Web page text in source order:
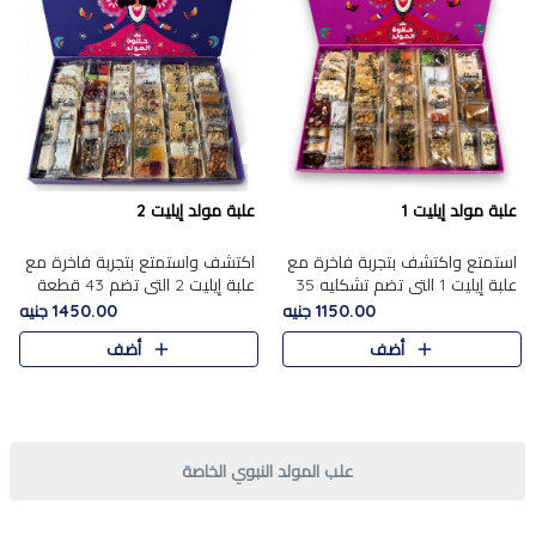
علبة مولد إيليت 1
استمتع واكتشف بتجربة فاخرة مع
علبة إيليت 1 التي تضم تشكليه 35
قطعة من أرقى حلويات المولد
المصري الأصيلة ,معروضة بشكل
جميل في علبة أنيقة ، في..
1150.00 جنيه
أضف
علبة مولد إيليت 2
اكتشف واستمتع بتجربة فاخرة مع
علبة إيليت 2 التي تضم 43 قطعة
تشكيلة من أرقى حلويات المولد
الشرقية المصرية الأصيلة ,معروضة
بشكل جميل في علبة أ..
1450.00 جنيه
أضف
علب المولد النبوي الخاصة